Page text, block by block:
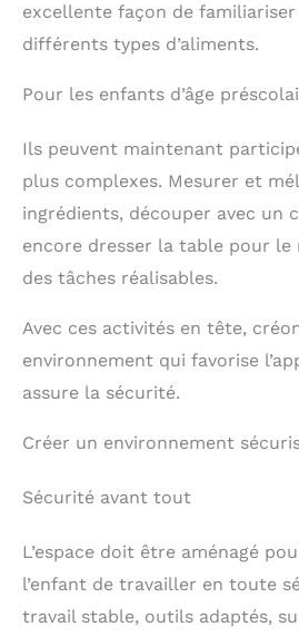
excellente façon de
différents types d’aliments.
Pour les enfants d’âge
Ils peuvent maintenant
plus complexes. Mesurer et
ingrédients, découper avec un
encore dresser la table pour le
des tâches réalisables.
Avec ces activités en tête,
environnement qui favorise
assure la sécurité.
Créer un environnement
Sécurité avant tout
L’espace doit être aménagé
l’enfant de travailler en toute
travail stable, outils adaptés,